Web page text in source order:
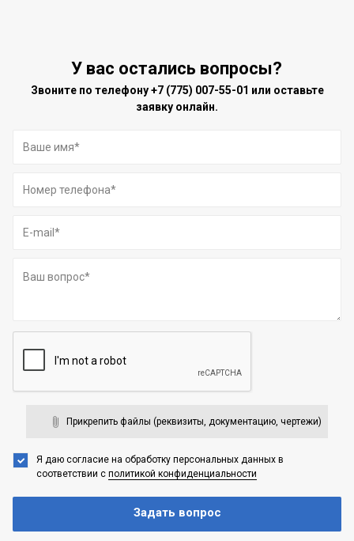
У вас остались вопросы?
Звоните по телефону+7 (775) 007-55-01 или оставьте
заявку онлайн.
Прикрепить файлы (реквизиты, документацию, чертежи)
Я даю согласие на обработку персональных данных в
соответствии с политикой конфиденциальности